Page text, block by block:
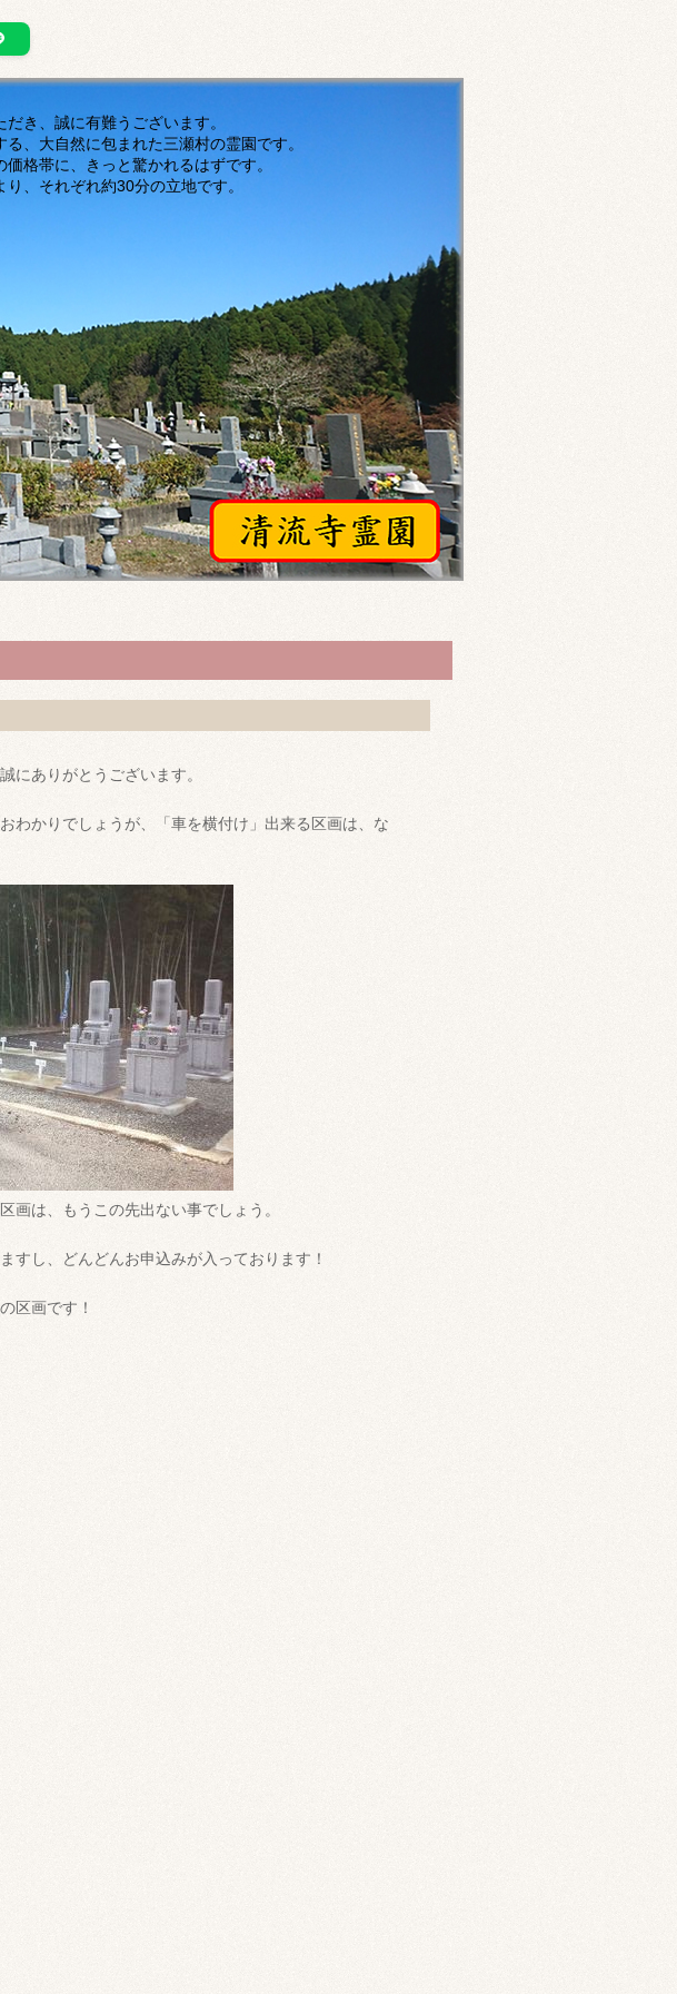
難うございます。
、大自然に包まれた三瀬村の霊園です。
と驚かれるはずです。
30分の立地です。
にありがとうございます。
わかりでしょうが、「車を横付け」出来る区画は、な
画は、もうこの先出ない事でしょう。
すし、どんどんお申込みが入っております！
区画です！